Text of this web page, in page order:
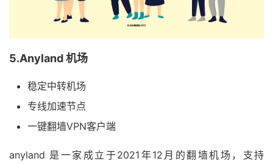
5.Anyland 机场
稳定中转机场
专线加速节点
一键翻墙VPN客户端
anyland 是一家成立于2021年12月的翻墙机场，支持